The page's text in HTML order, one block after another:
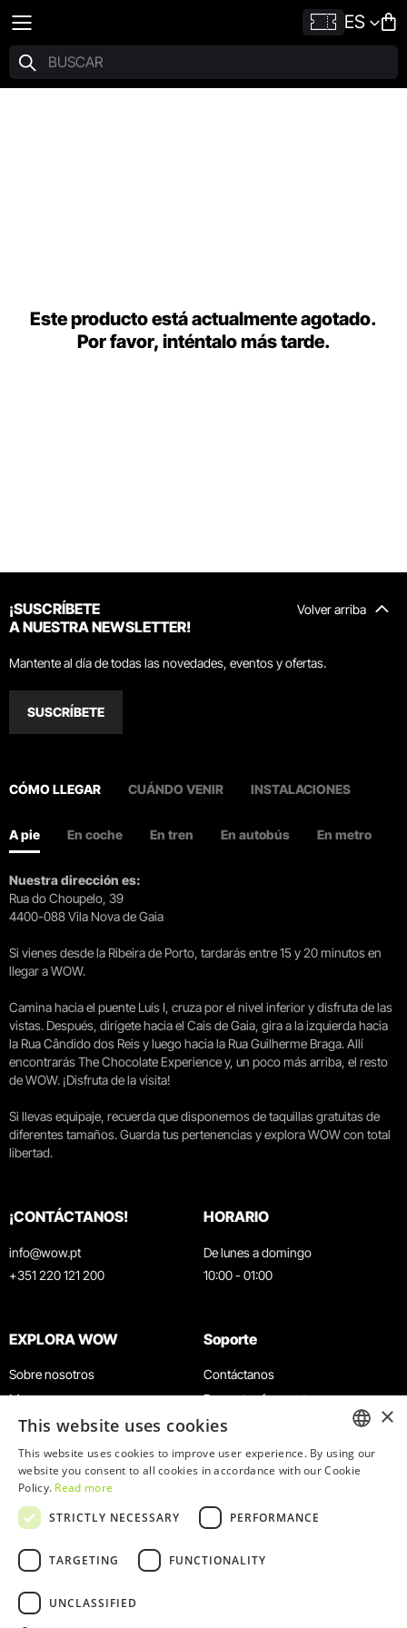
ES
Este producto está actualmente agotado.
Por favor, inténtalo más tarde.
Volver arriba
¡SUSCRÍBETE
A NUESTRA NEWSLETTER!
Mantente al día de todas las novedades, eventos y ofertas.
SUSCRÍBETE
CÓMO LLEGAR CUÁNDO VENIR INSTALACIONES
A pie En coche En tren En autobús En metro
Nuestra dirección es:
Rua do Choupelo, 39
4400-088 Vila Nova de Gaia
Si vienes desde la Ribeira de Porto, tardarás entre 15 y 20 minutos en
llegar a WOW.
Camina hacia el puente Luís I, cruza por el nivel inferior y disfruta de las
vistas. Después, dirígete hacia el Cais de Gaia, gira a la izquierda hacia
la Rua Cândido dos Reis y luego hacia la Rua Guilherme Braga. Allí
encontrarás The Chocolate Experience y, un poco más arriba, el resto
de WOW. ¡Disfruta de la visita!
Si llevas equipaje, recuerda que disponemos de taquillas gratuitas de
diferentes tamaños. Guarda tus pertenencias y explora WOW con total
libertad.
¡CONTÁCTANOS!
info@wow.pt
+351 220 121 200
HORARIO
De lunes a domingo
10:00 - 01:00
EXPLORA WOW
Sobre nosotros
Museos
Agenda
Noticias
Restaurantes
Tarjeta WOW
Grupos y eventos
Servicio educativo
Soporte
Contáctanos
Preguntas frecuentes
Términos y condiciones
Política de privacidad y cookies
Trabaja con nosotros
Libro de reclamaciones
ENGLISH
×
This website uses cookies
This website uses cookies to improve user experience. By using our
website you consent to all cookies in accordance with our Cookie
Policy. Read more
STRICTLY NECESSARY
PERFORMANCE
TARGETING FUNCTIONALITY
UNCLASSIFIED